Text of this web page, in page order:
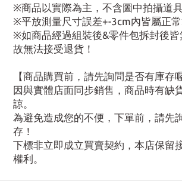
※商品以實際為主，不含圖中拍攝道具
※平放測量尺寸誤差+-3cm內皆屬正常
※如商品經過組裝後&零件包拆封後皆
故無法接受退貨！
【商品購買前，請先詢問是否有庫存
因與實體店面同步銷售，商品時有缺
諒。
為避免造成您的不便，下單前，請先
存！
下標非立即成立買賣契約，本店保留
權利。